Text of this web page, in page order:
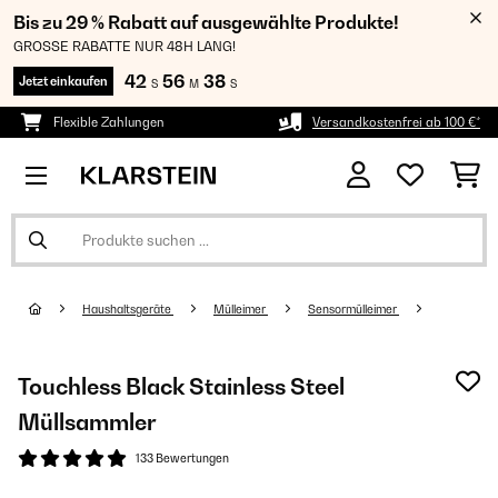
Bis zu 29 % Rabatt auf ausgewählte Produkte!
GROSSE RABATTE NUR 48H LANG!
Jetzt einkaufen 42 S 56 M 38 S
Flexible Zahlungen Versandkostenfrei ab 100 €*
Haushaltsgeräte Mülleimer Sensormülleimer
Touchless Black Stainless Steel
Müllsammler
133 Bewertungen